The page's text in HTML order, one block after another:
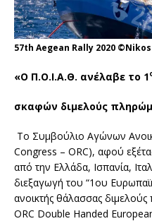
57th Aegean Rally 2020
«Ο Π.Ο.Ι.Α.Θ. ανέλαβε το 1
σκαφών διμελούς
Το Συμβούλιο Αγώνων
Congress – ORC), αφού
από την Ελλάδα, Ισπανία,
διεξαγωγή του “1ου
ανοικτής θάλασσας
ORC Double Handed